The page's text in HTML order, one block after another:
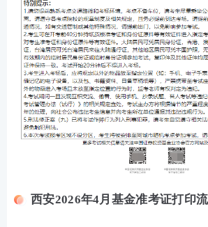
西安2026年4月基金准考证打印